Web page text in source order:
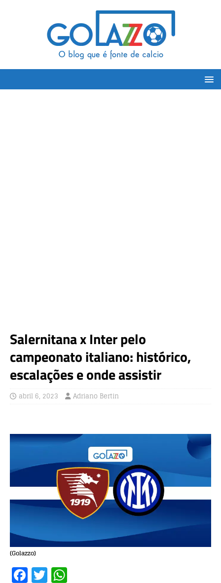
Salernitana x Inter pelo
campeonato italiano: histórico,
escalações e onde assistir
abril 6, 2023 Adriano Bertin
(Golazzo)
F T